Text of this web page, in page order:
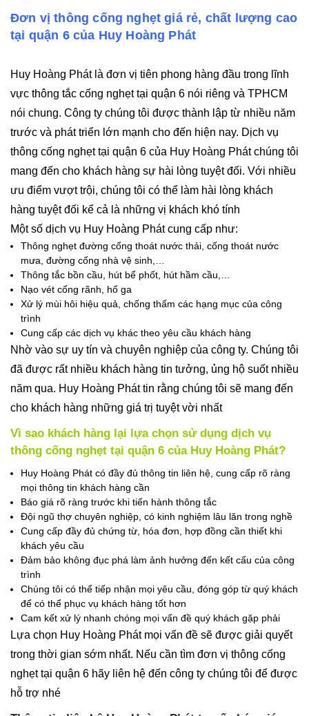
Đơn vị thông cống nghẹt giá rẻ, chất lượng cao
tại quận 6 của Huy Hoàng Phát
Huy Hoàng Phát là đơn vị tiên phong hàng đầu trong lĩnh
vực thông tắc cống nghẹt tại quận 6 nói riêng và TPHCM
nói chung. Công ty chúng tôi được thành lập từ nhiều năm
trước và phát triển lớn mạnh cho đến hiện nay. Dịch vụ
thông cống nghẹt tại quận 6 của Huy Hoàng Phát chúng tôi
mang đến cho khách hàng sự hài lòng tuyệt đối. Với nhiều
ưu điểm vượt trội, chúng tôi có thể làm hài lòng khách
hàng tuyệt đối kể cả là những vị khách khó tính
Một số dịch vụ Huy Hoàng Phát cung cấp như:
Thông nghẹt đường cống thoát nước thải, cống thoát nước
mưa, đường cống nhà vệ sinh,…
Thông tắc bồn cầu, hút bể phốt, hút hầm cầu,…
Nạo vét cống rãnh, hố ga
Xử lý mùi hôi hiệu quả, chống thấm các hạng mục của công
trình
Cung cấp các dịch vụ khác theo yêu cầu khách hàng
Nhờ vào sự uy tín và chuyên nghiệp của công ty. Chúng tôi
đã được rất nhiều khách hàng tin tưởng, ủng hộ suốt nhiều
năm qua. Huy Hoàng Phát tin rằng chúng tôi sẽ mang đến
cho khách hàng những giá trị tuyệt vời nhất
Vì sao khách hàng lại lựa chọn sử dụng dịch vụ
thông cống nghẹt tại quận 6 của Huy Hoàng Phát?
Huy Hoàng Phát có đầy đủ thông tin liên hệ, cung cấp rõ ràng
mọi thông tin khách hàng cần
Báo giá rõ ràng trước khi tiến hành thông tắc
Đội ngũ thợ chuyên nghiệp, có kinh nghiệm lâu lăn trong nghề
Cung cấp đầy đủ chứng từ, hóa đơn, hợp đồng cần thiết khi
khách yêu cầu
Đảm bảo không đục phá làm ảnh hưởng đến kết cấu của công
trình
Chúng tôi có thể tiếp nhận mọi yêu cầu, đóng góp từ quý khách
để có thể phục vụ khách hàng tốt hơn
Cam kết xử lý nhanh chóng mọi vấn đề quý khách gặp phải
Lựa chọn Huy Hoàng Phát mọi vấn đề sẽ được giải quyết
trong thời gian sớm nhất. Nếu cần tìm đơn vị thông cống
nghẹt tại quận 6 hãy liên hệ đến công ty chúng tôi để được
hỗ trợ nhé